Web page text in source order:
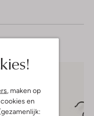
, maken op
en